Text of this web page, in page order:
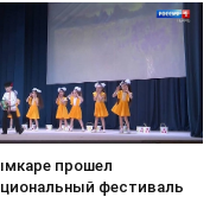
прошел
фестиваль